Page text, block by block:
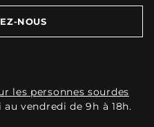
NOUS
les personnes sourdes
vendredi de 9h à 18h.